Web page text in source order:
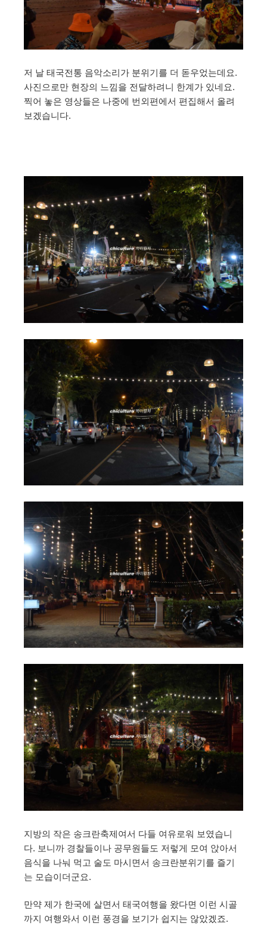
저 날 태국전통 음악소리가 분위기를 더 돋우었는데요.
사진으로만 현장의 느낌을 전달하려니 한계가 있네요.
찍어 놓은 영상들은 나중에 번외편에서 편집해서 올려
보겠습니다.
지방의 작은 송크란축제여서 다들 여유로워 보였습니
다. 보니까 경찰들이나 공무원들도 저렇게 모여 앉아서
음식을 나눠 먹고 술도 마시면서 송크란분위기를 즐기
는 모습이더군요.
만약 제가 한국에 살면서 태국여행을 왔다면 이런 시골
까지 여행와서 이런 풍경을 보기가 쉽지는 않았겠죠.